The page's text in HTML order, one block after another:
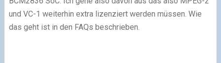
und VC-1 weiterhin extra lizenziert werden müssen. Wie
das geht ist in den FAQs beschrieben.